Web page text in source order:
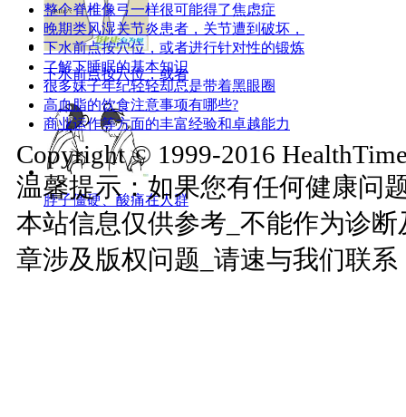
下水前点按穴位，或者
脖子僵硬、酸痛在人群
整个脊椎像弓一样很可能得了焦虑症
晚期类风湿关节炎患者，关节遭到破坏，
下水前点按穴位，或者进行针对性的锻炼
了解下睡眠的基本知识
很多妹子年纪轻轻却总是带着黑眼圈
高血脂的饮食注意事项有哪些?
商业运作等方面的丰富经验和卓越能力
Copyright © 1999-2016
温馨提示：如果您有任何健康问
本站信息仅供参考_不能作为诊
章涉及版权问题_请速与我们联系